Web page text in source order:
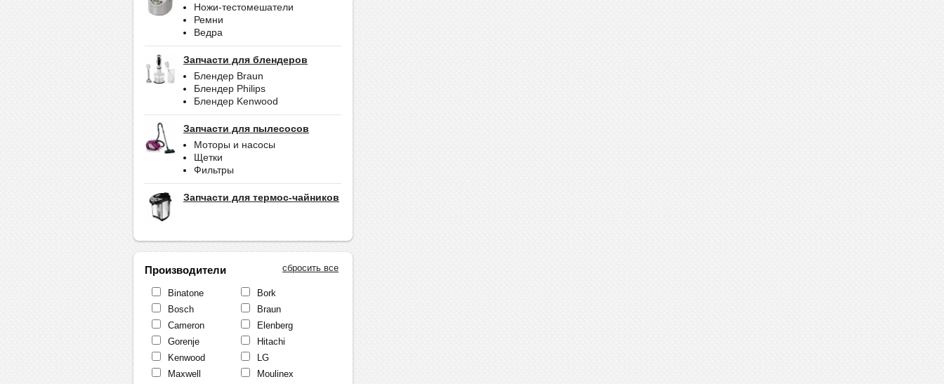
Ножи-тестомешатели
Ремни
Ведра
Запчасти для блендеров
Блендер Braun
Блендер Philips
Блендер Kenwood
Запчасти для пылесосов
Моторы и насосы
Щетки
Фильтры
Запчасти для термос-чайников
сбросить все
Производители
Binatone
Bork
Bosch
Braun
Cameron
Elenberg
Gorenje
Hitachi
Kenwood
LG
Maxwell
Moulinex